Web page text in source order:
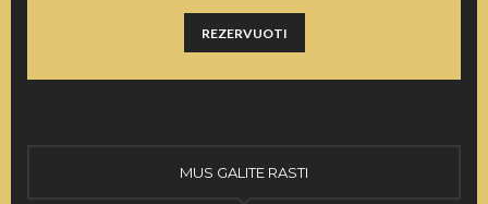
REZERVUOTI
MUS GALITE RASTI